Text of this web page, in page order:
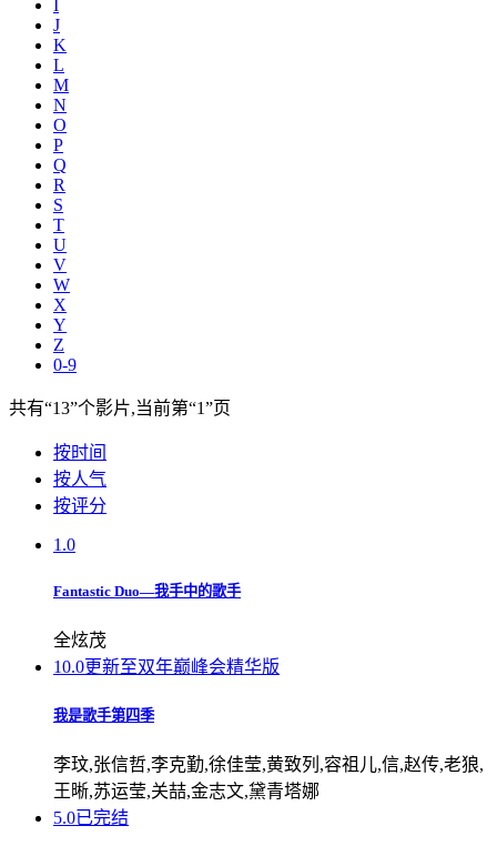
J
K
L
M
N
O
P
Q
R
S
T
U
V
W
X
Y
Z
0-9
共有“13”个影片,当前第“1”页
按时间
按人气
按评分
1.0
Fantastic Duo—我手中的歌手
全炫茂
10.0更新至双年巅峰会精华版
我是歌手第四季
李玟,张信哲,李克勤,徐佳莹,黄致列,容祖儿,信,赵传,老狼,
王晰,苏运莹,关喆,金志文,黛青塔娜
5.0已完结